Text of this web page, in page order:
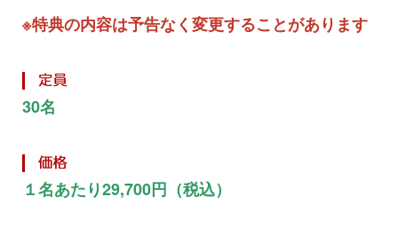
※特典の内容は予告なく変更することがあります
30名
１名あたり29,700円（税込）